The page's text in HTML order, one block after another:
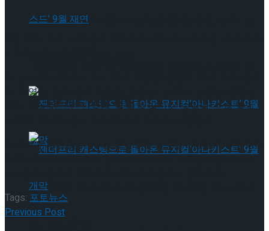
‘로미오와 줄리엣’의 발칙한 평행세계,연극 ‘스
젠더프리 캐스팅으로 돌아온 뮤지컬’아나키스
타크로스드’ 9월 재연
민, 김영주, 로지 역의 박준면, 김경선, 샘 역의 김정민, 장현성,
해리 역의 이현우, 민영기, 빌 역의 김진수, 송일국, 소피 역의
인생의 문제에 맞서는 다양한 세대의 진짜 사람들에 대한 이야
기를 ABBA의 음악으로 절묘하게 녹여낸 뮤지컬 <맘마미아>
Tags: 포토뉴스
Previous Post